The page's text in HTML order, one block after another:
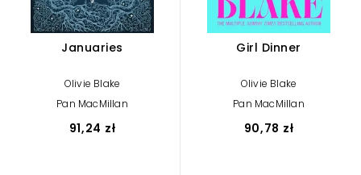
Januaries
Olivie Blake
Pan MacMillan
91,24 zł
Girl Dinner
Olivie Blake
Pan MacMillan
90,78 zł